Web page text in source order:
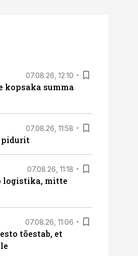
07.08.26, 12:10
kopsaka summa
07.08.26, 11:58
pidurit
07.08.26, 11:18
logistika, mitte
07.08.26, 11:06
tõestab, et